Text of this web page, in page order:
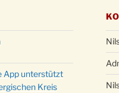
App unterstützt
Kreis